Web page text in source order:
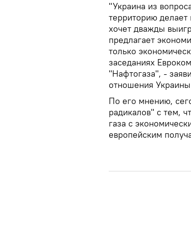
"Украина из
территорию делает
хочет дважды
предлагает
только
заседаниях
"Нафтогаза", -
отношения
По его мнению,
радикалов" с тем,
газа с
европейским